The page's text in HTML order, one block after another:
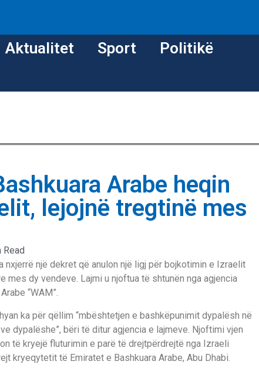
Aktualitet Sport Politikë
Arabe heqin
lejojnë tregtinë mes
Read
nxjerrë një dekret që anulon një ligj për bojkotimin e Izraelit
mes dy vendeve. Lajmi u njoftua të shtunën nga agjencia
“WAM”.
ka për qëllim “mbështetjen e bashkëpunimit dypalësh në
dypalëshe”, bëri të ditur agjencia e lajmeve. Njoftimi vjen
të kryejë fluturimin e parë të drejtpërdrejtë nga Izraeli
kryeqytetit të Emiratet e Bashkuara Arabe, Abu Dhabi.